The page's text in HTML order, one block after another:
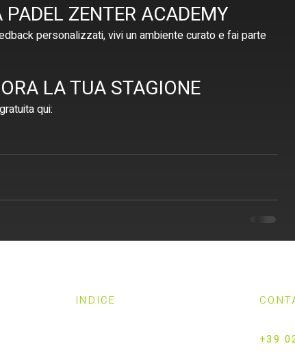
ZENTER ACADEMY
personalizzati, vivi un ambiente curato e fai parte
LA TUA STAGIONE
qui:
INDICE
+39